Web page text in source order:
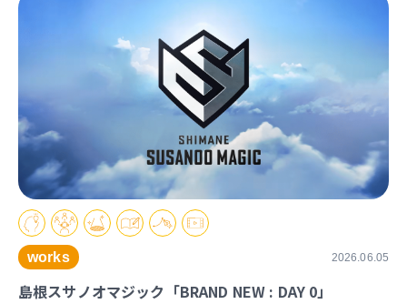
works 2026.06.05
島根スサノオマジック「BRAND NEW : DAY 0」